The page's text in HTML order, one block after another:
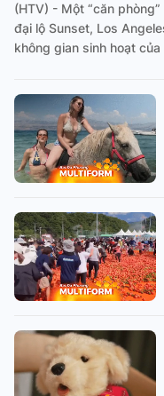
(HTV) - Một “căn
đại lộ Sunset, Los
không gian sinh hoạt